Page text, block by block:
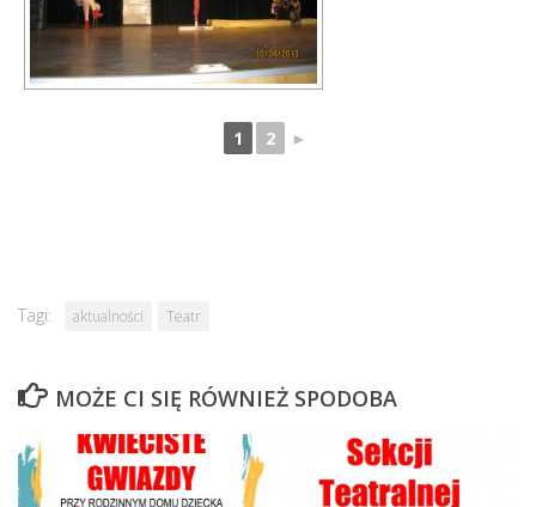
1 2 ►
Tagi: aktualności Teatr
MOŻE CI SIĘ RÓWNIEŻ SPODOBA